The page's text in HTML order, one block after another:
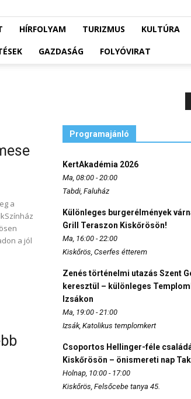
HÍRFOLYAM TURIZMUS KULTÚRA
GAZDASÁG FOLYÓVIRAT
a
a jól
Programajánló
KertAkadémia 2026
Ma, 08:00 - 20:00
Tabdi, Faluház
Különleges burgerélmények
Grill Teraszon Kiskőrösön!
Ma, 16:00 - 22:00
Kiskőrös, Cserfes étterem
Zenés történelmi utazás Szent
keresztül – különleges
Izsákon
Ma, 19:00 - 21:00
Izsák, Katolikus templomkert
Csoportos Hellinger-féle
Kiskőrösön – önismereti nap
Holnap, 10:00 - 17:00
Kiskőrös, Felsőcebe tanya 45.